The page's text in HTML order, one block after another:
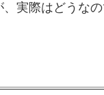
、実際はどうなの